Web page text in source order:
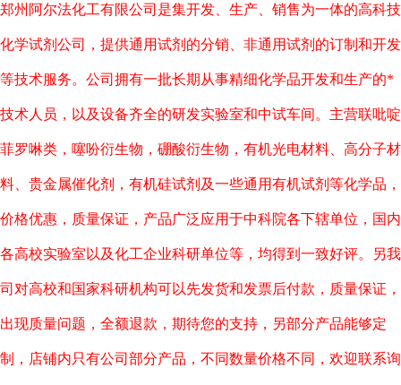
郑州阿尔法化工有限公司是集开发、生产、销售为一体的高科技
化学试剂公司，提供通用试剂的分销、非通用试剂的订制和开发
等技术服务。公司拥有一批长期从事精细化学品开发和生产的*
技术人员，以及设备齐全的研发实验室和中试车间。主营联吡啶
菲罗啉类，噻吩衍生物，硼酸衍生物，有机光电材料、高分子材
料、贵金属催化剂，有机硅试剂及一些通用有机试剂等化学品，
价格优惠，质量保证，产品广泛应用于中科院各下辖单位，国内
各高校实验室以及化工企业科研单位等，均得到一致好评。另我
司对高校和国家科研机构可以先发货和发票后付款，质量保证，
出现质量问题，全额退款，期待您的支持，另部分产品能够定
制，店铺内只有公司部分产品，不同数量价格不同，欢迎联系询